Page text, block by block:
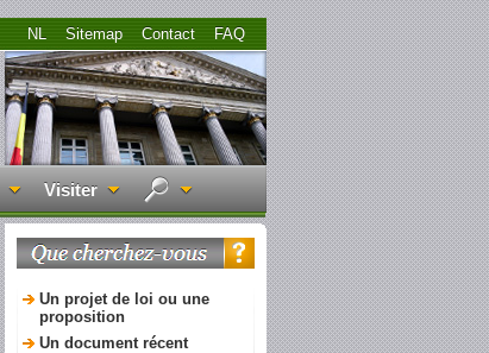
FAQ
Contact
Sitemap
NL
Visiter
Un projet de loi ou une
proposition
Un document récent